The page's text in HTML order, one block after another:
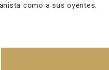
como a sus oyentes.